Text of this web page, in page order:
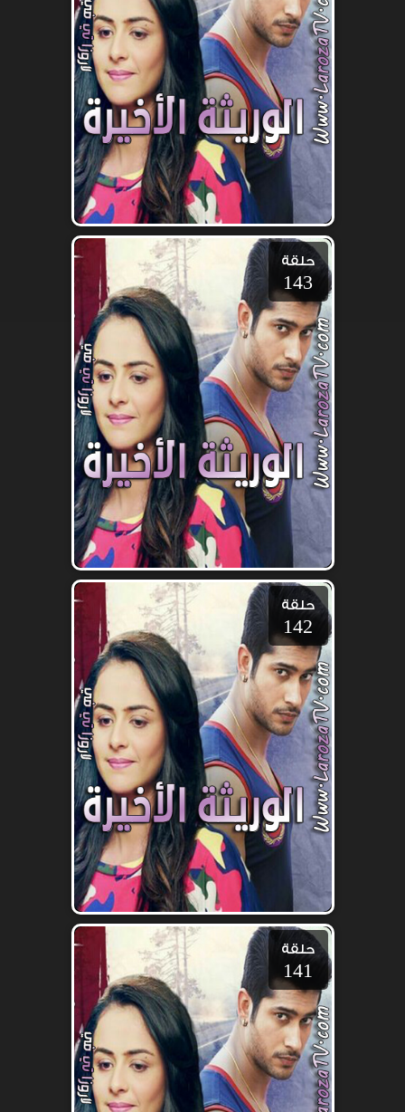
حلقة
143
حلقة
142
حلقة
141